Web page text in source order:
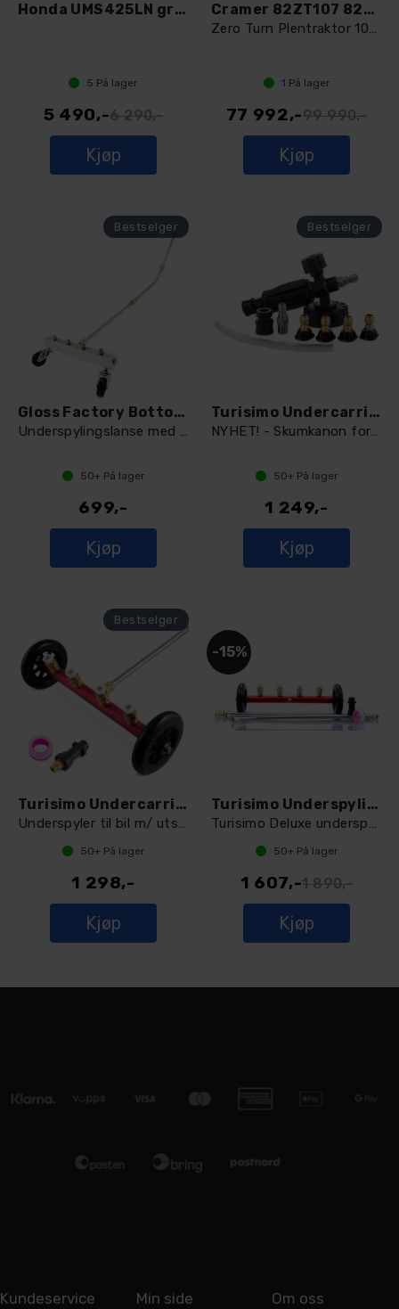
Honda UMS425LN gresstrimmer
5 På lager
5 490,-6 290,-
Kjøp
Cramer 82ZT107 82V Plentraktor
Zero Turn Plentraktor 107cm
1 På lager
77 992,-99 990,-
Kjøp
Gloss Factory Bottom Up
Underspylingslanse med knekk
50+På lager
699,-
Kjøp
Turisimo Undercarriage Foamer
NYHET! - Skumkanon for underspyler
50+På lager
1 249,-
Kjøp
Turisimo Undercarriage Washer Deluxe
Underspyler til bil m/ utskiftbare dyser
50+På lager
1 298,-
Kjøp
15%
Turisimo Underspylingspakke
Turisimo Deluxe underspyler og skumkanon
50+På lager
1 607,-1 890,-
Kjøp
Kundeservice Min side Om oss